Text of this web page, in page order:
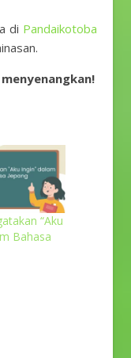
di Pandaikotoba
“Aku
Bahasa